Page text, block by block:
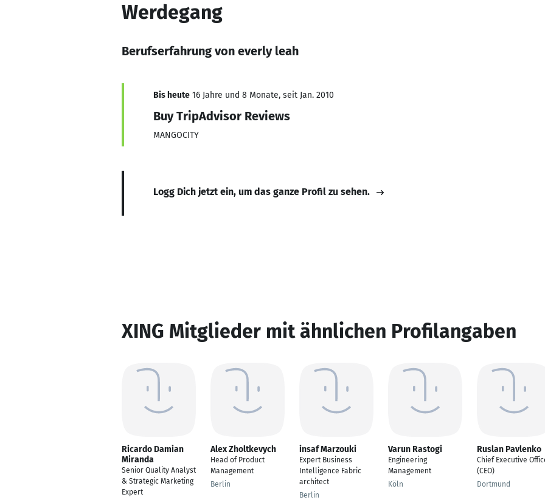
Werdegang
Berufserfahrung von everly leah
Bis heute 16 Jahre und 8 Monate, seit Jan. 2010
Buy TripAdvisor Reviews
MANGOCITY
Logg Dich jetzt ein, um das ganze Profil zu sehen.
XING Mitglieder mit ähnlichen Profilangaben
Ricardo Damian
Miranda
Senior Quality Analyst
& Strategic Marketing
Expert
Alex Zholtkevych
Head of Product
Management
Berlin
insaf Marzouki
Expert Business
Intelligence Fabric
architect
Berlin
Varun Rastogi
Engineering
Management
Köln
Ruslan Pavlenko
Chief Executive
(CEO)
Dortmund